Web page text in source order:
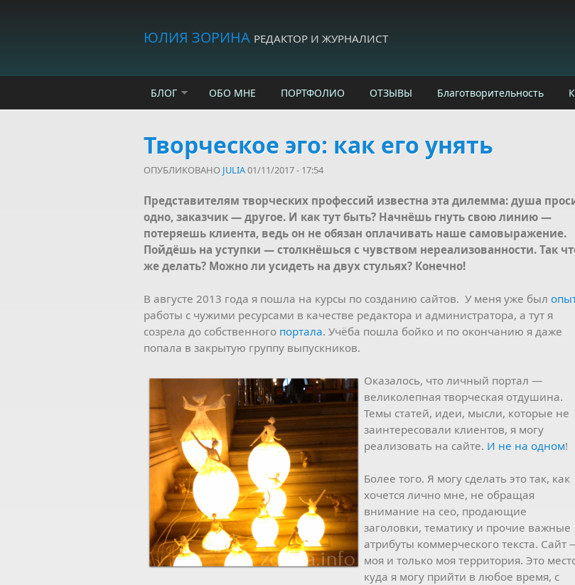
ЮЛИЯ ЗОРИНА РЕДАКТОР И ЖУРНАЛИСТ
БЛОГ ОБО МНЕ ПОРТФОЛИО ОТЗЫВЫ Благотворительность
Творческое эго: как его унять
ОПУБЛИКОВАНО JULIA01/11/2017 - 17:54
Представителям творческих профессий известна эта дилемма: душа
одно, заказчик — другое. И как тут быть? Начнёшь гнуть свою линию —
потеряешь клиента, ведь он не обязан оплачивать наше самовыражение.
Пойдёшь на уступки — столкнёшься с чувством нереализованности. Так
же делать? Можно ли усидеть на двух стульях? Конечно!
В августе 2013 года я пошла на курсы по созданию сайтов. У меня уже был
работы с чужими ресурсами в качестве редактора и администратора, а тут я
созрела до собственного портала. Учёба пошла бойко и по окончанию я даже
попала в закрытую группу выпускников.
Оказалось, что личный портал —
великолепная творческая отдушина.
Темы статей, идеи, мысли, которые не
заинтересовали клиентов, я могу
реализовать на сайте. И не на одном!
Более того. Я могу сделать это так, как
хочется лично мне, не обращая
внимание на сео, продающие
заголовки, тематику и прочие важные
атрибуты коммерческого текста. Сайт
моя и только моя территория. Это
куда я могу прийти в любое время, с